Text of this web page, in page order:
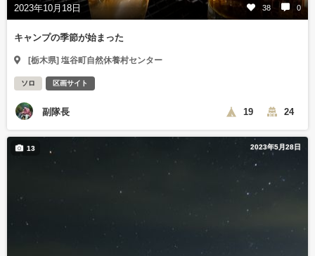
2023年10月18日 38 0
キャンプの季節が始まった
[栃木県] 塩谷町自然休養村センター
ソロ 区画サイト
副隊長 19 24
2023年5月28日
13